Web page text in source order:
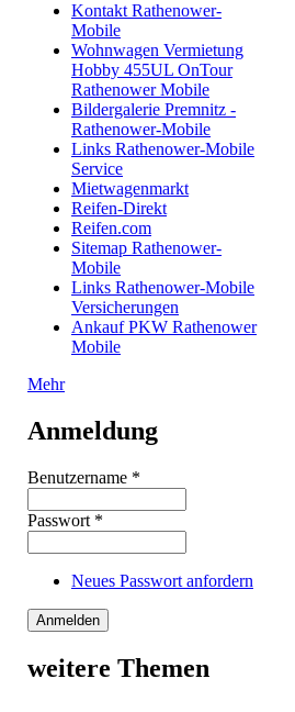
Kontakt Rathenower-
Mobile
Wohnwagen Vermietung
Hobby 455UL OnTour
Rathenower Mobile
Bildergalerie Premnitz -
Rathenower-Mobile
Links Rathenower-Mobile
Service
Mietwagenmarkt
Reifen-Direkt
Reifen.com
Sitemap Rathenower-
Mobile
Links Rathenower-Mobile
Versicherungen
Ankauf PKW Rathenower
Mobile
Mehr
Anmeldung
Benutzername *
Passwort *
Neues Passwort anfordern
weitere Themen